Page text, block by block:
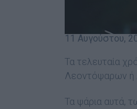
11 Αυγούστου,
Τα τελευταία
Λεοντόψαρων ή
Τα ψάρια αυτά,